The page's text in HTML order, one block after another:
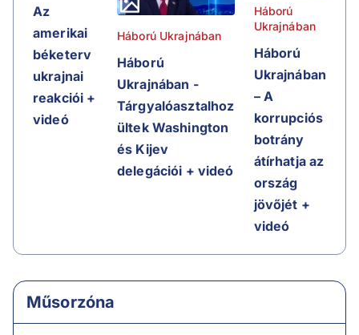
Az
amerikai
béketerv
ukrajnai
reakciói +
videó
Háború Ukrajnában
Háború
Ukrajnában -
Tárgyalóasztalhoz
ültek Washington
és Kijev
delegációi + videó
Háború
Ukrajnában
Háború
Ukrajnában
– A
korrupciós
botrány
átírhatja az
ország
jövőjét +
videó
Műsorzóna